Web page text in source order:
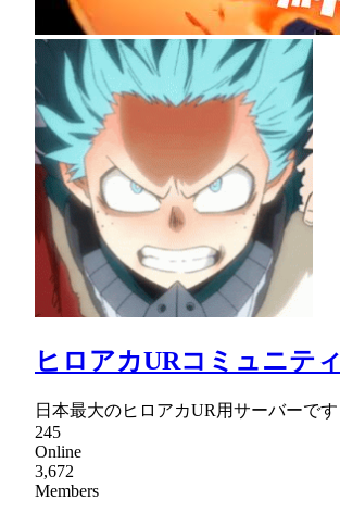
ヒロアカURコミュニティ
日本最大のヒロアカUR用サーバーです
245
Online
3,672
Members